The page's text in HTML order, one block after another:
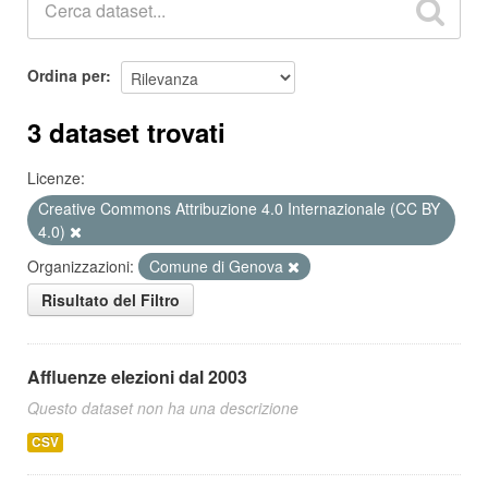
Ordina per
3 dataset trovati
Licenze:
Creative Commons Attribuzione 4.0 Internazionale (CC BY
4.0)
Organizzazioni:
Comune di Genova
Risultato del Filtro
Affluenze elezioni dal 2003
Questo dataset non ha una descrizione
CSV